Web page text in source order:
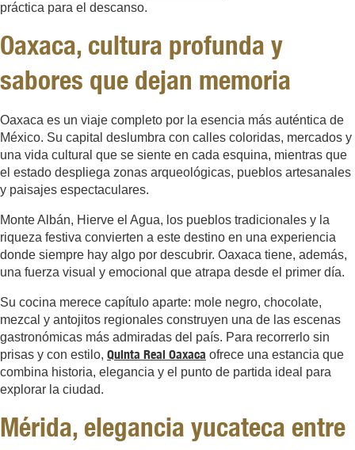
práctica para el descanso.
Oaxaca, cultura profunda y
sabores que dejan memoria
Oaxaca es un viaje completo por la esencia más auténtica de
México. Su capital deslumbra con calles coloridas, mercados y
una vida cultural que se siente en cada esquina, mientras que
el estado despliega zonas arqueológicas, pueblos artesanales
y paisajes espectaculares.
Monte Albán, Hierve el Agua, los pueblos tradicionales y la
riqueza festiva convierten a este destino en una experiencia
donde siempre hay algo por descubrir. Oaxaca tiene, además,
una fuerza visual y emocional que atrapa desde el primer día.
Su cocina merece capítulo aparte: mole negro, chocolate,
mezcal y antojitos regionales construyen una de las escenas
gastronómicas más admiradas del país. Para recorrerlo sin
prisas y con estilo, Quinta Real Oaxaca ofrece una estancia que
combina historia, elegancia y el punto de partida ideal para
explorar la ciudad.
Mérida, elegancia yucateca entre